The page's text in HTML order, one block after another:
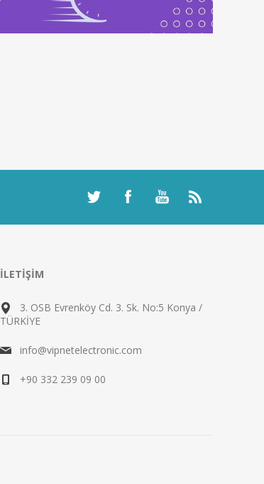
İLETIŞIM
3. OSB Evrenköy Cd. 3. Sk. No:5 Konya /
TÜRKİYE
info@vipnetelectronic.com
+90 332 239 09 00